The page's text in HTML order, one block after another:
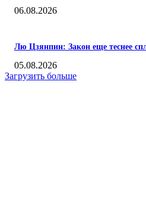
06.08.2026
Лю Цзянпин: Закон еще теснее
05.08.2026
Загрузить больше